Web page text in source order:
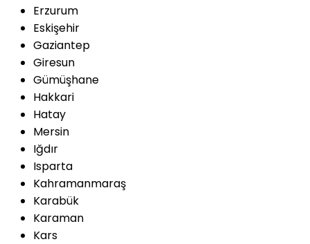
Erzurum
Eskişehir
Gaziantep
Giresun
Gümüşhane
Hakkari
Hatay
Mersin
Iğdır
Isparta
Kahramanmaraş
Karabük
Karaman
Kars